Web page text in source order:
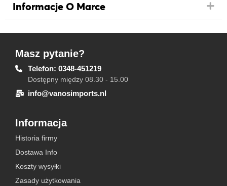
Informacje O Marce
Masz pytanie?
Telefon: 0348-451219
Dostępny między 08.30 - 15.00
info@vanosimports.nl
Informacja
Historia firmy
Dostawa Info
Koszty wysyłki
Zasady użytkowania